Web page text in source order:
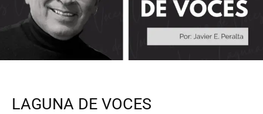
LAGUNA DE VOCES